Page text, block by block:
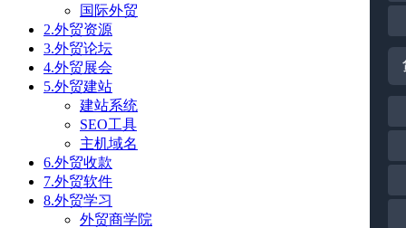
国际外贸
2.外贸资源
3.外贸论坛
4.外贸展会
5.外贸建站
建站系统
SEO工具
主机域名
6.外贸收款
7.外贸软件
8.外贸学习
外贸商学院